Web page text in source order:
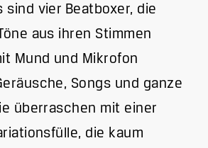
sind vier Beatboxer, die
aus ihren Stimmen
Mund und Mikrofon
Songs und ganze
überraschen mit einer
die kaum